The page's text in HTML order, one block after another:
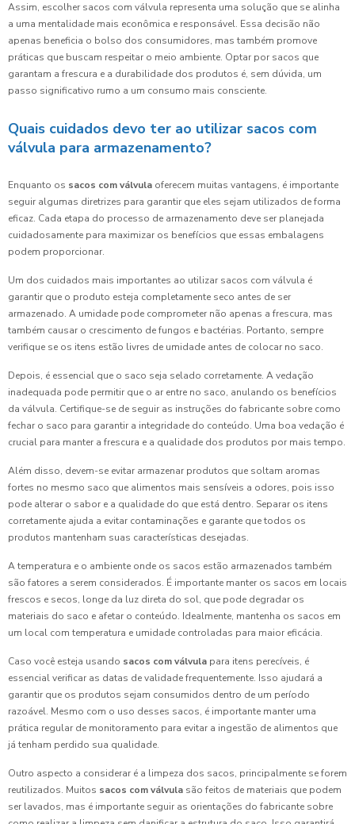
Assim, escolher sacos com válvula representa uma solução que se alinha
a uma mentalidade mais econômica e responsável. Essa decisão não
apenas beneficia o bolso dos consumidores, mas também promove
práticas que buscam respeitar o meio ambiente. Optar por sacos que
garantam a frescura e a durabilidade dos produtos é, sem dúvida, um
passo significativo rumo a um consumo mais consciente.
Quais cuidados devo ter ao utilizar sacos com
válvula para armazenamento?
Enquanto os sacos com válvula oferecem muitas vantagens, é importante
seguir algumas diretrizes para garantir que eles sejam utilizados de forma
eficaz. Cada etapa do processo de armazenamento deve ser planejada
cuidadosamente para maximizar os benefícios que essas embalagens
podem proporcionar.
Um dos cuidados mais importantes ao utilizar sacos com válvula é
garantir que o produto esteja completamente seco antes de ser
armazenado. A umidade pode comprometer não apenas a frescura, mas
também causar o crescimento de fungos e bactérias. Portanto, sempre
verifique se os itens estão livres de umidade antes de colocar no saco.
Depois, é essencial que o saco seja selado corretamente. A vedação
inadequada pode permitir que o ar entre no saco, anulando os benefícios
da válvula. Certifique-se de seguir as instruções do fabricante sobre como
fechar o saco para garantir a integridade do conteúdo. Uma boa vedação é
crucial para manter a frescura e a qualidade dos produtos por mais tempo.
Além disso, devem-se evitar armazenar produtos que soltam aromas
fortes no mesmo saco que alimentos mais sensíveis a odores, pois isso
pode alterar o sabor e a qualidade do que está dentro. Separar os itens
corretamente ajuda a evitar contaminações e garante que todos os
produtos mantenham suas características desejadas.
A temperatura e o ambiente onde os sacos estão armazenados também
são fatores a serem considerados. É importante manter os sacos em locais
frescos e secos, longe da luz direta do sol, que pode degradar os
materiais do saco e afetar o conteúdo. Idealmente, mantenha os sacos em
um local com temperatura e umidade controladas para maior eficácia.
Caso você esteja usando sacos com válvula para itens perecíveis, é
essencial verificar as datas de validade frequentemente. Isso ajudará a
garantir que os produtos sejam consumidos dentro de um período
razoável. Mesmo com o uso desses sacos, é importante manter uma
prática regular de monitoramento para evitar a ingestão de alimentos que
já tenham perdido sua qualidade.
Outro aspecto a considerar é a limpeza dos sacos, principalmente se forem
reutilizados. Muitos sacos com válvula são feitos de materiais que podem
ser lavados, mas é importante seguir as orientações do fabricante sobre